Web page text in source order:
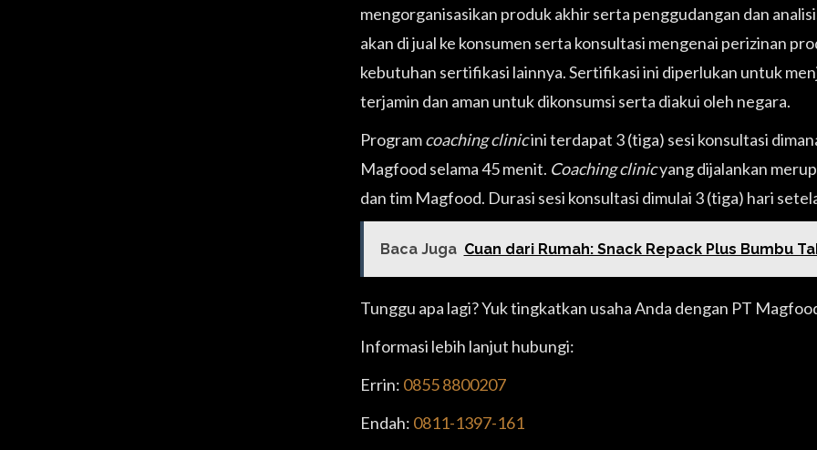
mengorganisasikan produk akhir serta penggudangan dan
akan di jual ke konsumen serta konsultasi mengenai perizinan
kebutuhan sertifikasi lainnya. Sertifikasi ini diperlukan untuk
terjamin dan aman untuk dikonsumsi serta diakui oleh negara.
Programcoaching clinicini terdapat 3 (tiga) sesi konsultasi
Magfood selama 45 menit. Coaching clinicyang dijalankan
dan tim Magfood. Durasi sesi konsultasi dimulai 3 (tiga) hari
Baca Juga Cuan dari Rumah: Snack Repack Plus Bumbu
Tunggu apa lagi? Yuk tingkatkan usaha Anda dengan PT
Informasi lebih lanjut hubungi:
Errin: 0855 8800207
Endah: 0811-1397-161